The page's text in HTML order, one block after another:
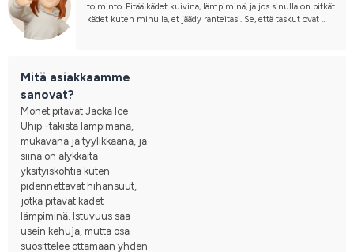
toiminto. Pitää kädet kuivina, lämpiminä, ja jos sinulla on pitkät
kädet kuten minulla, et jäädy ranteitasi. Se, että taskut ovat
superlämmin. Ero on se, että matkustan julkisilla, joten kun
autossa suoraan kotiin mennessäsi, se ei vastaa hintaa.
Se on pieni koossa, joten ota yksi koko suurempi, ja se on
myös erittäin tiukka kaulassa, joten jos sinulla on poolopaita, et
voi vetää vetoketjua ylös asti.
Mitä asiakkaamme
sanovat?
Monet pitävät Jacka Ice
Uhip -takista lämpimänä,
mukavana ja tyylikkäänä, ja
siinä on älykkäitä
yksityiskohtia kuten
pidennettävät hihansuut,
jotka pitävät kädet
lämpiminä. Istuvuus saa
usein kehuja, mutta osa
suosittelee ottamaan yhden